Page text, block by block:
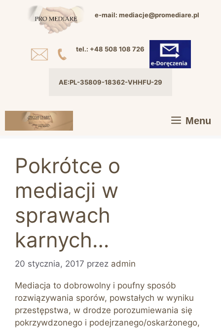
e-mail: mediacje@promediare.pl
tel.: +48 508 108 726
AE:PL-35809-18362-VHHFU-29
Menu
Pokrótce o
mediacji w
sprawach
karnych…
20 stycznia, 2017 przez admin
Mediacja to dobrowolny i poufny sposób
rozwiązywania sporów, powstałych w wyniku
przestępstwa, w drodze porozumiewania się
pokrzywdzonego i podejrzanego/oskarżonego,